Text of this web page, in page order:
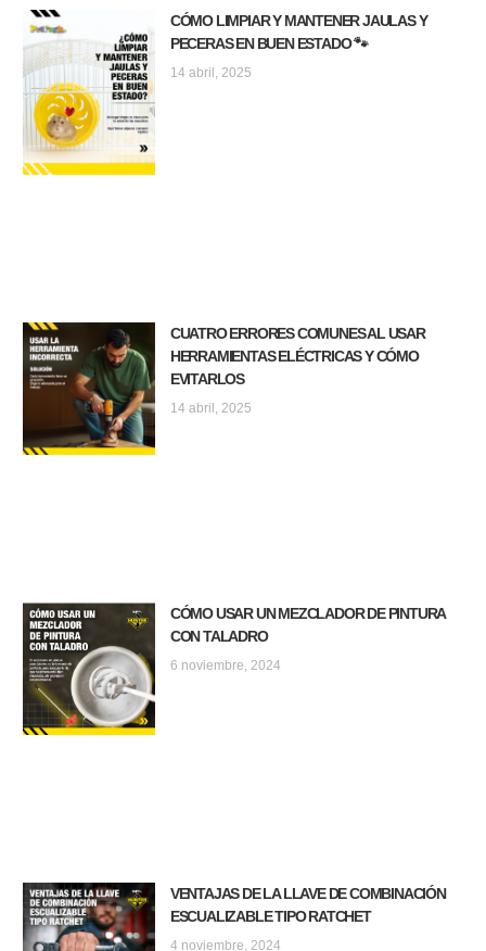
CÓMO LIMPIAR Y MANTENER JAULAS Y
PECERAS EN BUEN ESTADO 🐾
14 abril, 2025
CUATRO ERRORES COMUNES AL USAR
HERRAMIENTAS ELÉCTRICAS Y CÓMO
EVITARLOS
14 abril, 2025
CÓMO USAR UN MEZCLADOR DE PINTURA
CON TALADRO
6 noviembre, 2024
VENTAJAS DE LA LLAVE DE COMBINACIÓN
ESCUALIZABLE TIPO RATCHET
4 noviembre, 2024